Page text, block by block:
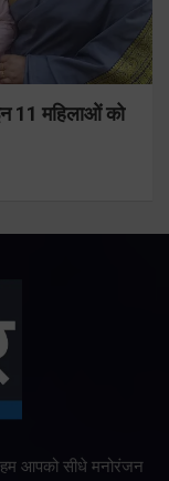
11 महिलाओं को
आपको सीधे मनोरंजन